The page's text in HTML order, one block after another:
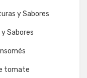
y Sabores
Sabores
tomate